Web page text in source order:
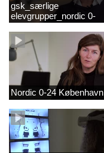
gsk_særlige
elevgrupper_nordic 0-
24_frederikshavn
Nordic 0-24 København